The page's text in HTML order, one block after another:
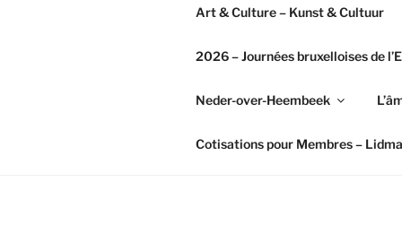
Art & Culture – Kunst & Cultuur
2026 – Journées bruxelloises de
Neder-over-Heembeek
Cotisations pour Membres –